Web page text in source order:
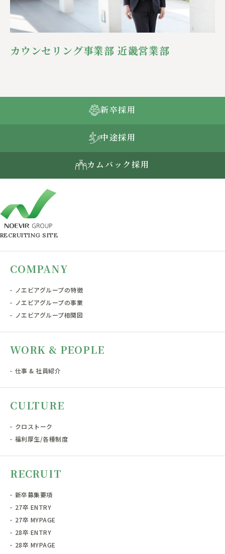
カウンセリング事業部 近畿営業部
新卒採用
中途採用
カムバック採用
RECRUITING SITE
COMPANY
ノエビアグループの特徴
ノエビアグループの事業
ノエビアグループ相関図
WORK & PEOPLE
仕事 & 社員紹介
CULTURE
クロストーク
福利厚生/各種制度
RECRUIT
新卒募集要項
27卒 ENTRY
27卒 MYPAGE
28卒 ENTRY
28卒 MYPAGE